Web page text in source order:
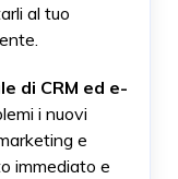
al tuo
di CRM ed e-
i nuovi
e
immediato e